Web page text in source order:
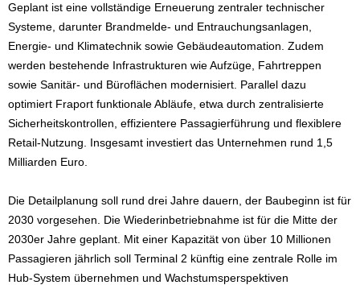
Geplant ist eine vollständige Erneuerung zentraler technischer
Systeme, darunter Brandmelde- und Entrauchungsanlagen,
Energie- und Klimatechnik sowie Gebäudeautomation. Zudem
werden bestehende Infrastrukturen wie Aufzüge, Fahrtreppen
sowie Sanitär- und Büroflächen modernisiert. Parallel dazu
optimiert Fraport funktionale Abläufe, etwa durch zentralisierte
Sicherheitskontrollen, effizientere Passagierführung und flexiblere
Retail-Nutzung. Insgesamt investiert das Unternehmen rund 1,5
Milliarden Euro.
Die Detailplanung soll rund drei Jahre dauern, der Baubeginn ist für
2030 vorgesehen. Die Wiederinbetriebnahme ist für die Mitte der
2030er Jahre geplant. Mit einer Kapazität von über 10 Millionen
Passagieren jährlich soll Terminal 2 künftig eine zentrale Rolle im
Hub-System übernehmen und Wachstumsperspektiven